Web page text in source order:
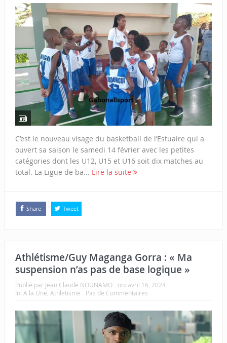
C’est le nouveau visage du basketball de l’Estuaire qui a
ouvert sa saison le samedi 14 février avec les petites
catégories dont les U12, U15 et U16 soit dix matches au
total. La Ligue de ba... Lire la suite
Share Tweet
Athlétisme/Guy Maganga Gorra : « Ma
suspension n’as pas de base logique »
Publié par Jean Claude NOUNAMO on: avril 16, 2024
In: A la Une Athletisme Pas de Commentaires